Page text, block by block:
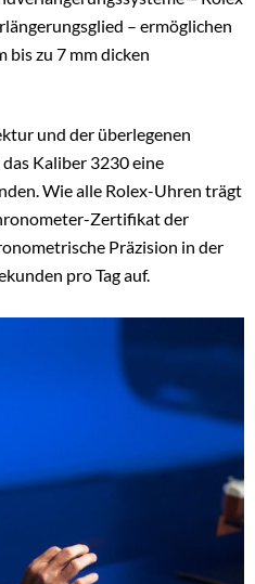
– ermöglichen
bis zu 7 mm dicken
und der überlegenen
Kaliber 3230 eine
Wie alle Rolex-Uhren trägt
Zertifikat der
Präzision in der
pro Tag auf.